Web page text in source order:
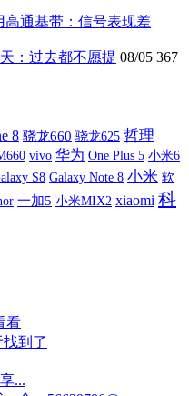
高通基带：信号表现差
：过去都不愿提 08/05 367
8 骁龙660 骁龙625 哲理
vivo 华为 One Plus 5 小米6
S8 Galaxy Note 8 小米 软
一加5 小米MIX2 xiaomi 科
看
到了
...